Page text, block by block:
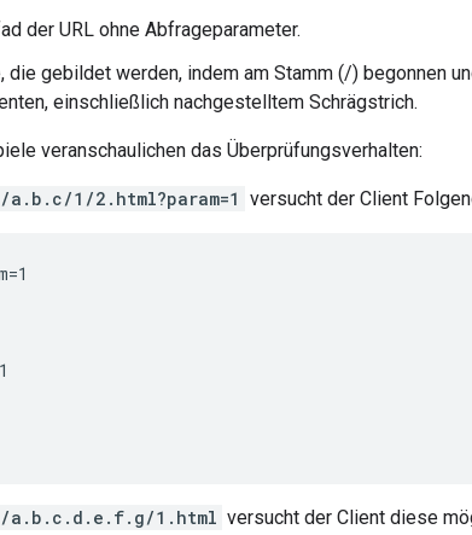
der URL ohne Abfrageparameter.
die gebildet werden, indem am Stamm (/) begonnen
einschließlich nachgestelltem Schrägstrich.
veranschaulichen das Überprüfungsverhalten:
1/2.html?param=1 versucht der Client
1.html versucht der Client diese